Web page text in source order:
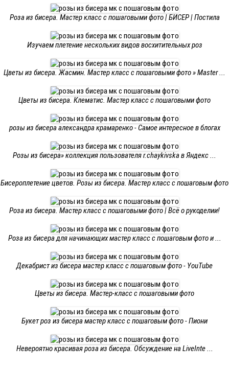
Роза из бисера. Мастер класс с пошаговыми фото | БИСЕР | Постила
Изучаем плетение нескольких видов восхитительных роз
Цветы из бисера. Жасмин. Мастер класс с пошаговыми фото » Master ...
Цветы из бисера. Клематис. Мастер класс с пошаговыми фото
розы из бисера александра крамаренко - Самое интересное в блогах
Розы из бисера» коллекция пользователя r.chaykivska в Яндекс ...
Бисероплетение цветов. Розы из бисера. Мастер класс с пошаговым фото
Роза из бисера. Мастер класс с пошаговыми фото | Всё о рукоделии!
Роза из бисера для начинающих мастер класс с пошаговым фото и ...
Декабрист из бисера мастер класс с пошаговым фото - YouTube
Цветы из бисера. Мастер-класс с пошаговыми фото
Букет роз из бисера мастер класс с пошаговым фото - Пиони
Невероятно красивая роза из бисера. Обсуждение на LiveInte ...